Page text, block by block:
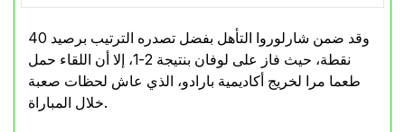
وقد ضمن شارلوروا التأهل بفضل تصدره الترتيب برصيد 40
نقطة، حيث فاز على لوفان بنتيجة 2-1، إلا أن اللقاء حمل
طعما مرا لخريج أكاديمية بارادو، الذي عاش لحظات صعبة
خلال المباراة.